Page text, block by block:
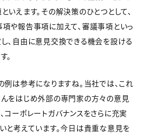
いえます。その解決策のひとつとして、
や報告事項に加えて、審議事項といっ
、自由に意見交換できる機会を設ける
。
例は参考になりますね。当社では、これ
をはじめ外部の専門家の方々の意見
コーポレートガバナンスをさらに充実
と考えています。今日は貴重な意見を